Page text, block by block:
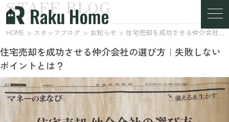
スタッフブログ
STAFF BLOG
HOME スタッフブログ お知らせ 住宅売却を成功させる仲介会社の選び方｜失敗しないポイントとは？
住宅売却を成功させる仲介会社の選び方｜失敗しない
ポイントとは？